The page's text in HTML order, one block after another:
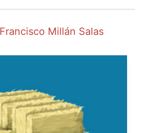
Francisco Millán Salas